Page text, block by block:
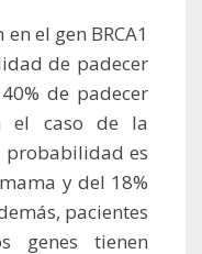
el gen BRCA1
de padecer
de padecer
el caso de la
probabilidad es
y del 18%
pacientes
genes tienen